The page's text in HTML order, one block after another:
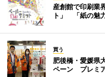
産創館で印刷業
ト」 「紙の魅
買う
肥後橋・愛媛県
ペーン プレミ